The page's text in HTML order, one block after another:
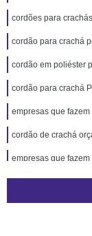
cordões para
cordão para crachá
cordão em poliéster
cordão para crachá
empresas que
cordão de crachá
empresas que
fábrica de cordão
cordões poliéster